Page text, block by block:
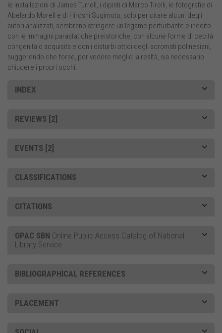
le installazioni di James Turrell, i dipinti di Marco Tirelli, le fotografie di
Abelardo Morell e di Hiroshi Sugimoto, solo per citare alcuni degli
autori analizzati, sembrano stringere un legame perturbante e inedito
con le immagini parastatiche preistoriche, con alcune forme di cecità
congenita o acquisita e con i disturbi ottici degli acromati polinesiani,
suggerendo che forse, per vedere meglio la realtà, sia necessario
chiudere i propri occhi.
INDEX
REVIEWS [2]
EVENTS [2]
CLASSIFICATIONS
CITATIONS
OPAC SBN Online Public Access Catalog of National
Library Service
BIBLIOGRAPHICAL REFERENCES
PLACEMENT